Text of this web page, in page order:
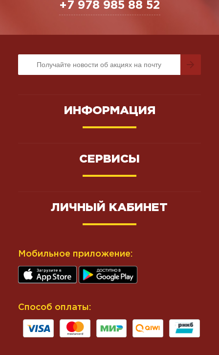
+7 978 985 88 52
ИНФОРМАЦИЯ
СЕРВИСЫ
ЛИЧНЫЙ КАБИНЕТ
Мобильное приложение:
Способ оплаты: